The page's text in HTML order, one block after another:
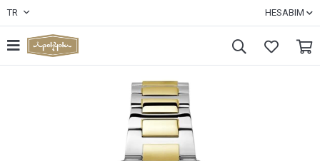
TR HESABIM